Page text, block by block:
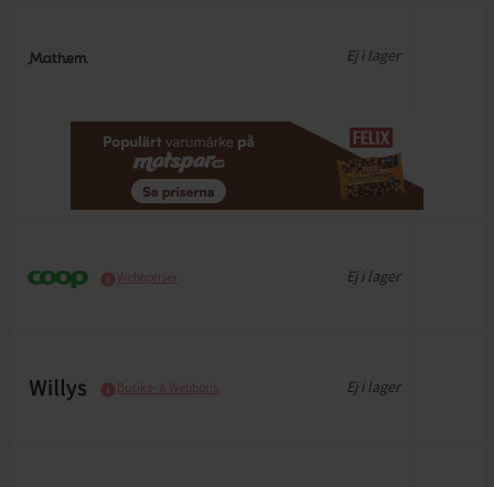
Ej i lager
Webbpriser Ej i lager
Butiks- & Webbpris Ej i lager